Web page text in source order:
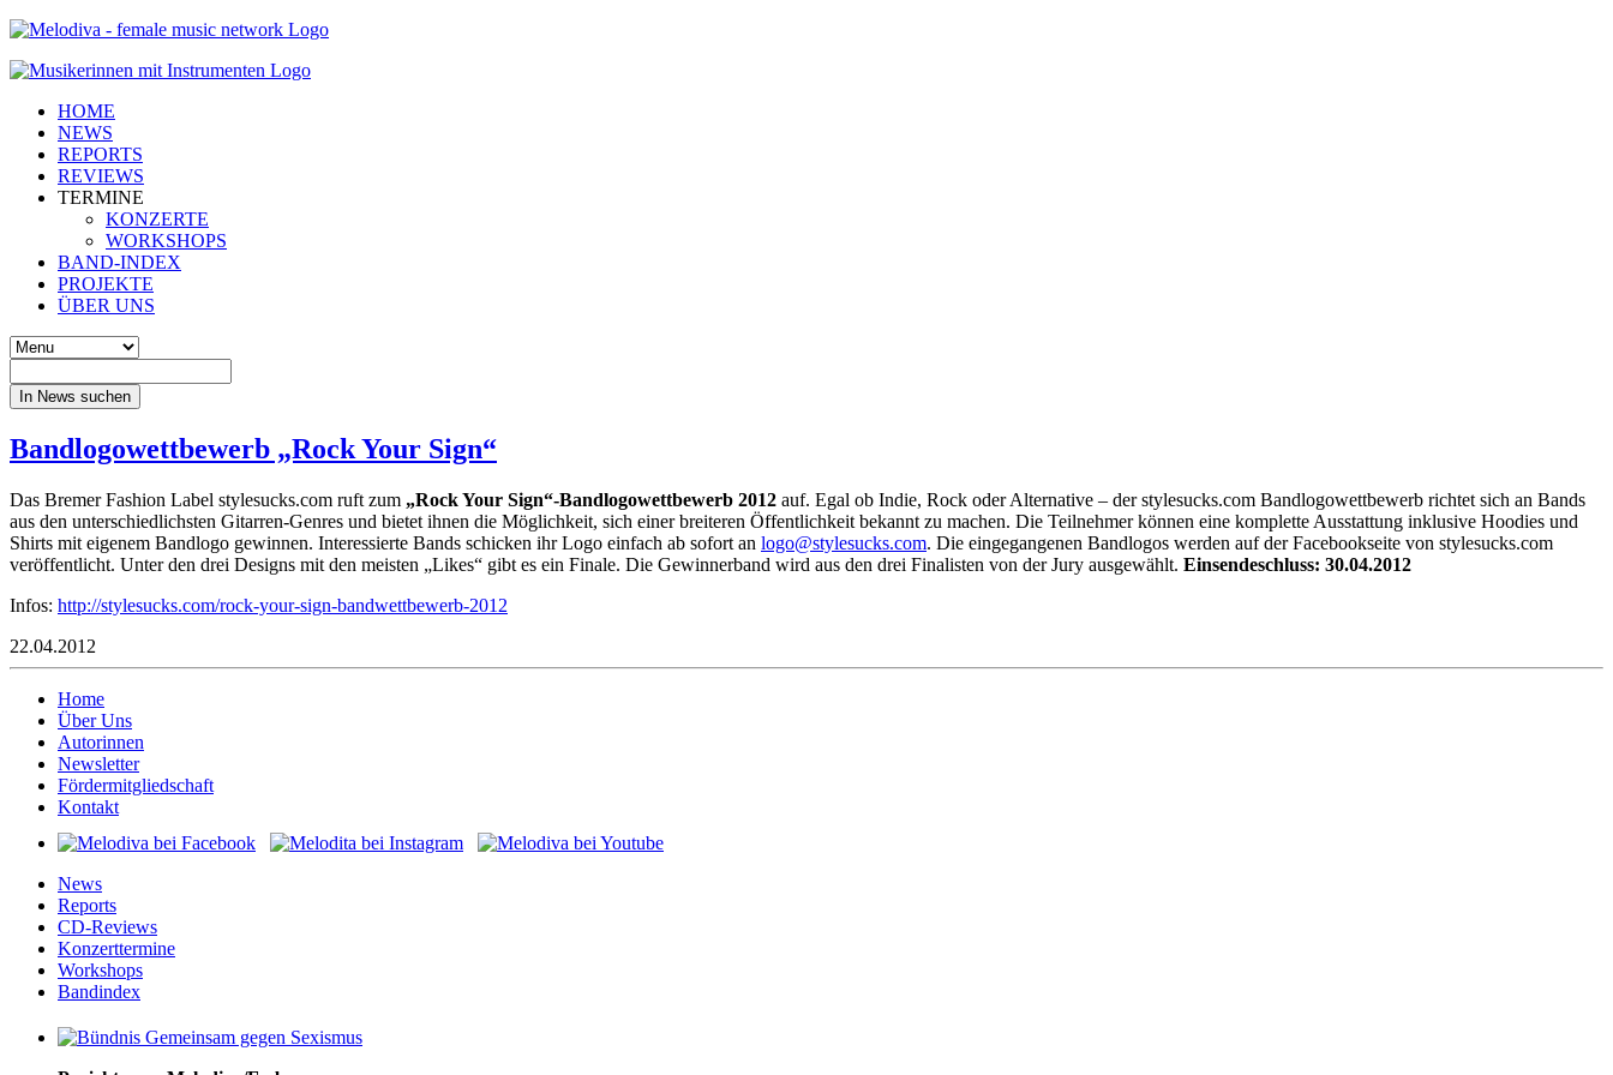
HOME
NEWS
REPORTS
REVIEWS
TERMINE
KONZERTE
WORKSHOPS
BAND-INDEX
PROJEKTE
ÜBER UNS
In News suchen
Bandlogowettbewerb „Rock Your Sign“
Das Bremer Fashion Label stylesucks.com ruft zum „Rock Your Sign“-Bandlogowettbewerb 2012 auf. Egal ob Indie, Rock oder Alternative – der stylesucks.com Bandlogowettbewerb richtet sich an Bands
aus den unterschiedlichsten Gitarren-Genres und bietet ihnen die Möglichkeit, sich einer breiteren Öffentlichkeit bekannt zu machen. Die Teilnehmer können eine komplette Ausstattung inklusive Hoodies und
Shirts mit eigenem Bandlogo gewinnen. Interessierte Bands schicken ihr Logo einfach ab sofort an
moc.s
kcuse
lyts@
ogol
. Die eingegangenen Bandlogos werden auf der Facebookseite von stylesucks.com
veröffentlicht. Unter den drei Designs mit den meisten „Likes“ gibt es ein Finale. Die Gewinnerband wird aus den drei Finalisten von der Jury ausgewählt. Einsendeschluss: 30.04.2012
Infos: http://stylesucks.com/rock-your-sign-bandwettbewerb-2012
22.04.2012
Home
Über Uns
Autorinnen
Newsletter
Fördermitgliedschaft
Kontakt
News
Reports
CD-Reviews
Konzerttermine
Workshops
Bandindex